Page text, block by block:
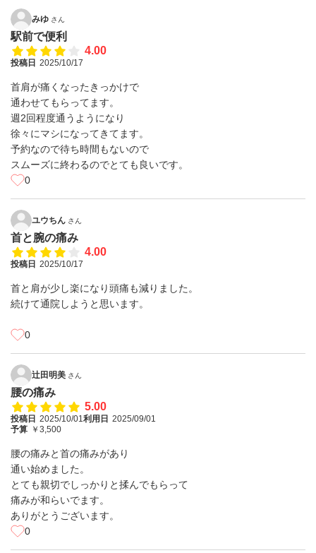
みゆ さん
駅前で便利
4.00
投稿日 2025/10/17
首肩が痛くなったきっかけで
通わせてもらってます。
週2回程度通うようになり
徐々にマシになってきてます。
予約なので待ち時間もないので
スムーズに終わるのでとても良いです。
0
ユウちん さん
首と腕の痛み
4.00
投稿日 2025/10/17
首と肩が少し楽になり頭痛も減りました。
続けて通院しようと思います。
0
辻田明美 さん
腰の痛み
5.00
投稿日 2025/10/01利用日 2025/09/01
予算 ￥3,500
腰の痛みと首の痛みがあり
通い始めました。
とても親切でしっかりと揉んでもらって
痛みが和らいでます。
ありがとうございます。
0